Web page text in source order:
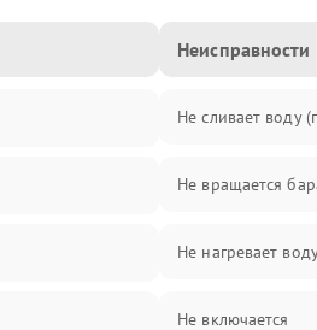
Неисправности
Не сливает воду
Не вращается
Не нагревает
Не включается